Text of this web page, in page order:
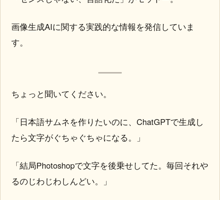
画像生成AIに関する実践的な情報を発信していま
す。
ちょっと聞いてください。
「日本語サムネを作りたいのに、ChatGPTで生成し
たら文字がぐちゃぐちゃになる。」
「結局Photoshopで文字を後乗せしてた。毎回それや
るのじわじわしんどい。」